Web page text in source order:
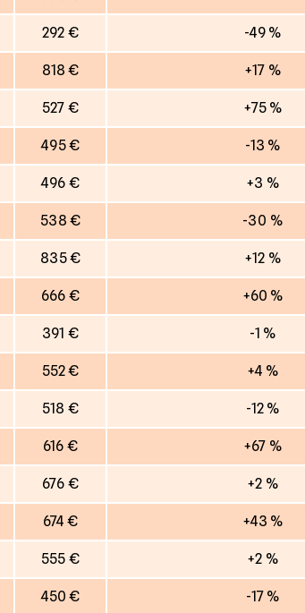
292 € -49 %
818 € +17 %
527 € +75 %
495 € -13 %
496 € +3 %
538 € -30 %
835 € +12 %
666 € +60 %
391 € -1 %
552 € +4 %
518 € -12 %
616 € +67 %
676 € +2 %
674 € +43 %
555 € +2 %
450 € -17 %